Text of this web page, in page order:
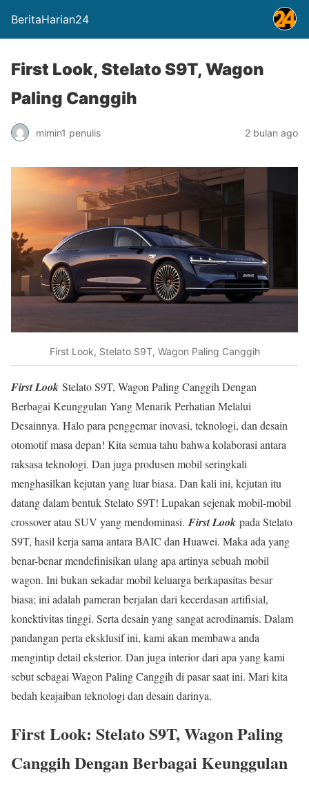
BeritaHarian24
First Look, Stelato S9T, Wagon
Paling Canggih
mimin1 penulis 2 bulan ago
First Look, Stelato S9T, Wagon Paling Canggih
First Look Stelato S9T, Wagon Paling Canggih Dengan
Berbagai Keunggulan Yang Menarik Perhatian Melalui
Desainnya. Halo para penggemar inovasi, teknologi, dan desain
otomotif masa depan! Kita semua tahu bahwa kolaborasi antara
raksasa teknologi. Dan juga produsen mobil seringkali
menghasilkan kejutan yang luar biasa. Dan kali ini, kejutan itu
datang dalam bentuk Stelato S9T! Lupakan sejenak mobil-mobil
crossover atau SUV yang mendominasi. First Look pada Stelato
S9T, hasil kerja sama antara BAIC dan Huawei. Maka ada yang
benar-benar mendefinisikan ulang apa artinya sebuah mobil
wagon. Ini bukan sekadar mobil keluarga berkapasitas besar
biasa; ini adalah pameran berjalan dari kecerdasan artifisial,
konektivitas tinggi. Serta desain yang sangat aerodinamis. Dalam
pandangan perta eksklusif ini, kami akan membawa anda
mengintip detail eksterior. Dan juga interior dari apa yang kami
sebut sebagai Wagon Paling Canggih di pasar saat ini. Mari kita
bedah keajaiban teknologi dan desain darinya.
First Look: Stelato S9T, Wagon Paling
Canggih Dengan Berbagai Keunggulan